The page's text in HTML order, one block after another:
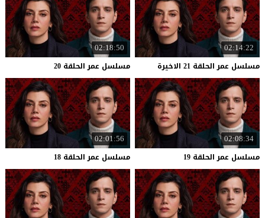
02:14:22
مسلسل عمر الحلقة 21 الاخيرة
02:18:50
مسلسل عمر الحلقة 20
02:08:34
مسلسل عمر الحلقة 19
02:01:56
مسلسل عمر الحلقة 18